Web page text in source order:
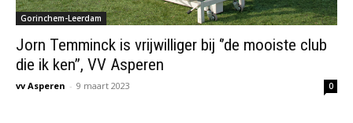
Gorinchem-Leerdam
Jorn Temminck is vrijwilliger bij ‘’de mooiste club
die ik ken’’, VV Asperen
vv Asperen - 9 maart 2023 0